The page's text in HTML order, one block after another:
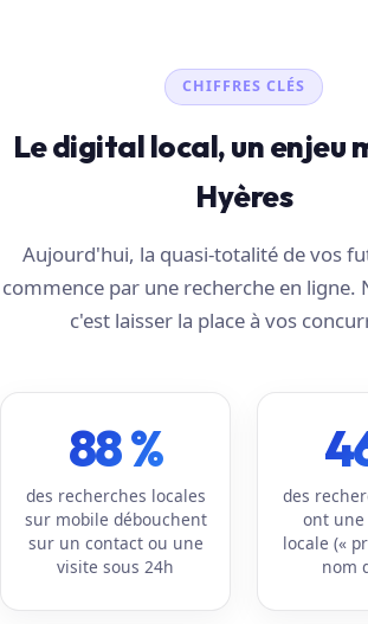
CHIFFRES CLÉS
Le digital local, un enjeu
Hyères
Aujourd'hui, la quasi-totalité de vos
commence par une recherche en ligne.
c'est laisser la place à vos
88 %
des recherches locales
sur mobile débouchent
sur un contact ou une
visite sous 24h
des
ont
locale («
nom